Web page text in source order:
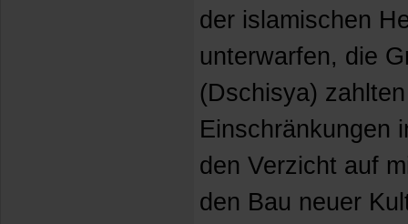
der islamischen
unterwarfen, die
(Dschisya)
Einschränkungen
den Verzicht auf
den Bau neuer